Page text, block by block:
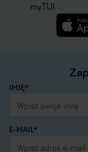
myTUI
IMIĘ*
E-MAIL*